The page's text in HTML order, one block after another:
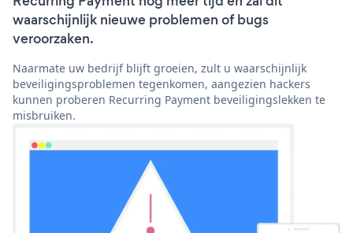
waarschijnlijk nieuwe problemen of bugs
veroorzaken.
Naarmate uw bedrijf blijft groeien, zult u waarschijnlijk
beveiligingsproblemen tegenkomen, aangezien hackers
kunnen proberen Recurring Payment beveiligingslekken te
misbruiken.